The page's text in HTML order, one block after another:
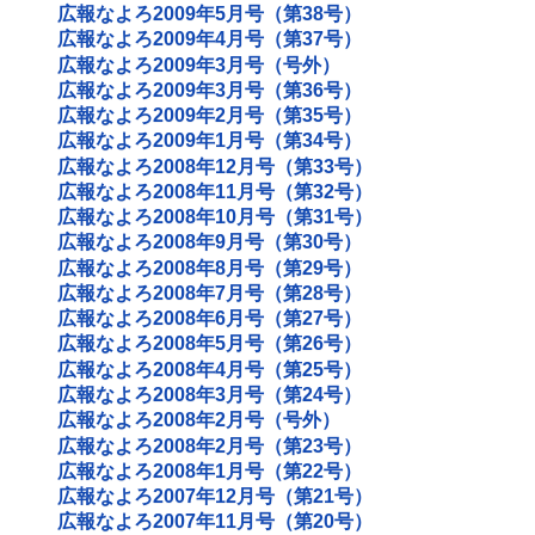
広報なよろ2009年5月号（第38号）
広報なよろ2009年4月号（第37号）
広報なよろ2009年3月号（号外）
広報なよろ2009年3月号（第36号）
広報なよろ2009年2月号（第35号）
広報なよろ2009年1月号（第34号）
広報なよろ2008年12月号（第33号）
広報なよろ2008年11月号（第32号）
広報なよろ2008年10月号（第31号）
広報なよろ2008年9月号（第30号）
広報なよろ2008年8月号（第29号）
広報なよろ2008年7月号（第28号）
広報なよろ2008年6月号（第27号）
広報なよろ2008年5月号（第26号）
広報なよろ2008年4月号（第25号）
広報なよろ2008年3月号（第24号）
広報なよろ2008年2月号（号外）
広報なよろ2008年2月号（第23号）
広報なよろ2008年1月号（第22号）
広報なよろ2007年12月号（第21号）
広報なよろ2007年11月号（第20号）